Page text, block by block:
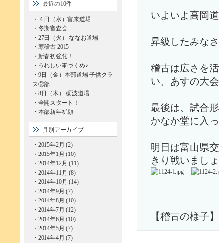
いよいよ高岡
昇級したみな
稽古は広さを
い、あすの大
最後は、試合
かなか堂に入
明日は富山県
きり戦いまし
【稽古の様子】
最近の10件
・ ４日（水）富来道場
・ 冬期審査会
・ 27日（火） ななお道場
・ 寒稽古 2015
・ 新春初強化！
・ うれしい事づくめ♪
・ 9日（金）本部道場 子供クラ
ス②部
・ 8日（木） 砺波道場
・ 全開スタート！
・ 本部新年祈願
月別アーカイブ
・ 2015年2月 (2)
・ 2015年1月 (10)
・ 2014年12月 (11)
・ 2014年11月 (8)
・ 2014年10月 (14)
・ 2014年9月 (7)
・ 2014年8月 (10)
・ 2014年7月 (12)
・ 2014年6月 (10)
・ 2014年5月 (7)
・ 2014年4月 (7)